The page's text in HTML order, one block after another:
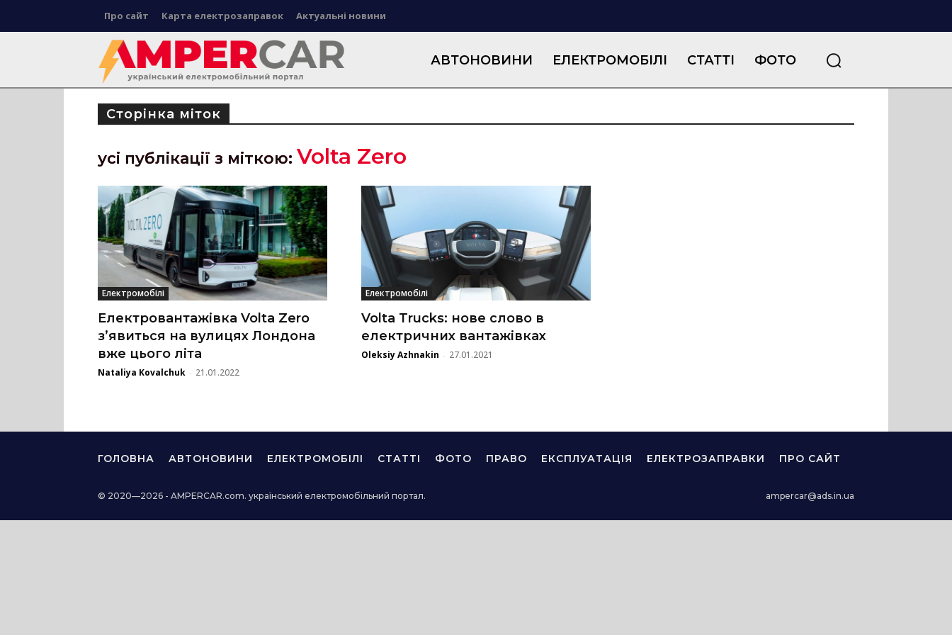
Про сайт Карта електрозаправок Актуальні новини
АВТОНОВИНИ ЕЛЕКТРОМОБІЛІ СТАТТІ ФОТО
Сторінка міток
усі публікації з міткою: Volta Zero
Електромобілі
Електровантажівка Volta Zero
з’явиться на вулицях Лондона
вже цього літа
Nataliya Kovalchuk - 21.01.2022
Електромобілі
Volta Trucks: нове слово в
електричних вантажівках
Oleksiy Azhnakin - 27.01.2021
ГОЛОВНА АВТОНОВИНИ ЕЛЕКТРОМОБІЛІ СТАТТІ ФОТО ПРАВО ЕКСПЛУАТАЦІЯ ЕЛЕКТРОЗАПРАВКИ ПРО САЙТ
© 2020—2026 - AMPERCAR.com. український електромобільний портал. ampercar@ads.in.ua